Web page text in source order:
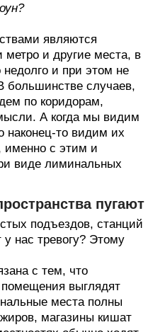
являются
и другие места, в
и при этом не
случаев,
по коридорам,
А когда мы видим
наконец-то видим их
именно с этим и
виде лиминальных
пугают
подъездов, станций
нас тревогу? Этому
с тем, что
выглядят
места полны
магазины кишат